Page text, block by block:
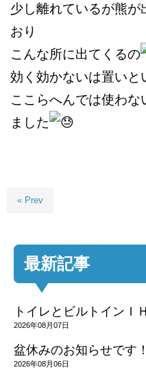
少し離れているが熊が
おり
こんな所に出てくるの
効く効かないは置いと
ここらへんでは使わ
ました
« Prev
最新記事
トイレとビルトインＩ
2026年08月07日
盆休みのお知らせです！
2026年08月06日